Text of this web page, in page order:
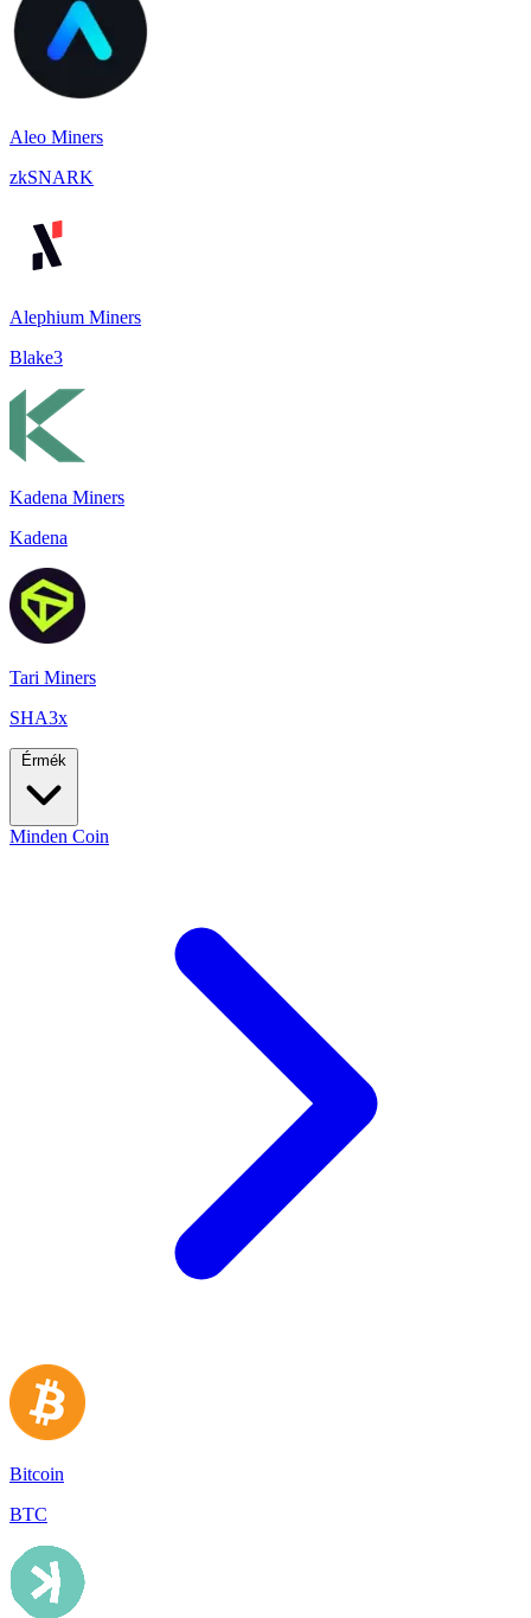
Aleo Miners
zkSNARK
Alephium Miners
Blake3
Kadena Miners
Kadena
Tari Miners
SHA3x
Érmék
Minden Coin
Bitcoin
BTC